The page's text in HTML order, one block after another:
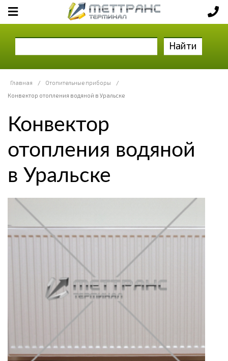
Найти
Главная / Отопительные приборы
/
Конвектор отопления водяной в Уральске
Конвектор
отопления водяной
в Уральске